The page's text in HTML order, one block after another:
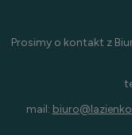
Prosimy o kontakt z
mail: